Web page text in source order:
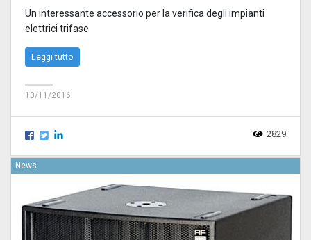
Un interessante accessorio per la verifica degli impianti
elettrici trifase
Leggi tutto
10/11/2016
2829
News